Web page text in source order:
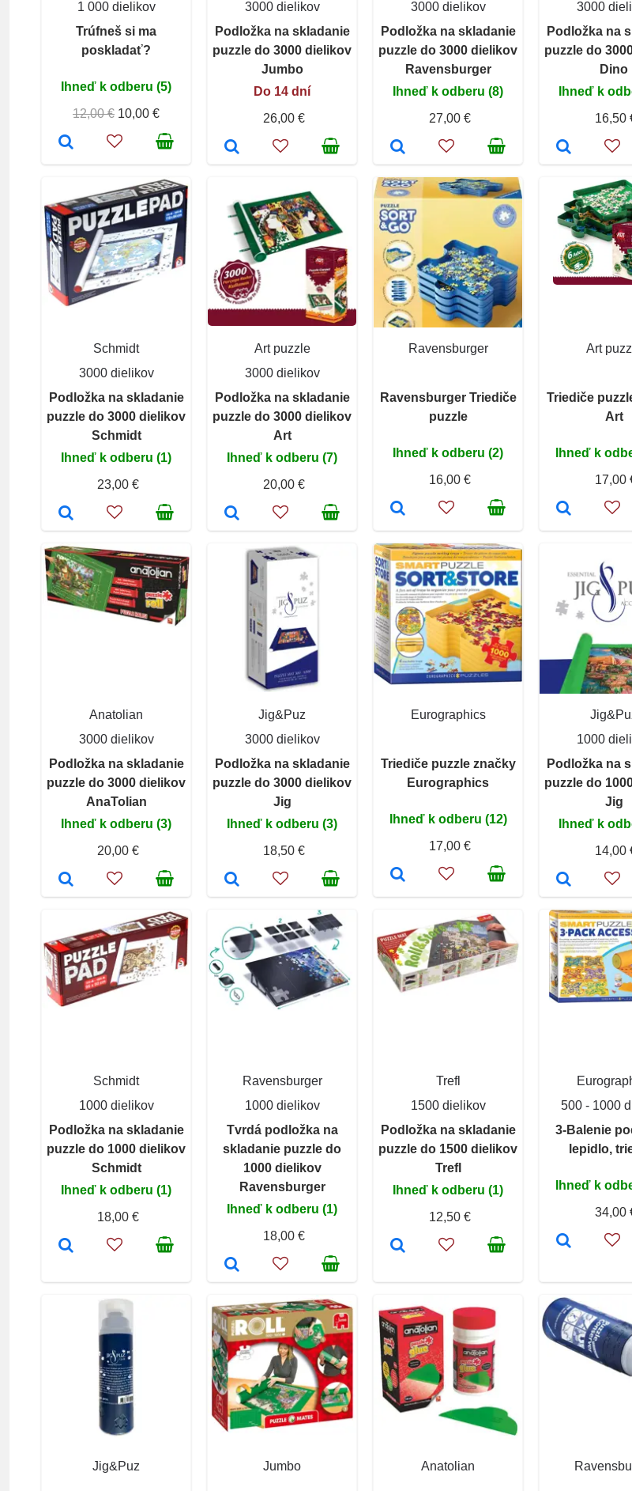
1 000 dielikov
Trúfneš si ma
poskladať?
Ihneď k odberu (5)
12,00 € 10,00 €
3000 dielikov
Podložka na skladanie
puzzle do 3000 dielikov
Jumbo
Do 14 dní
26,00 €
3000 dielikov
Podložka na skladanie
puzzle do 3000 dielikov
Ravensburger
Ihneď k odberu (8)
27,00 €
3000
Podložka na
puzzle do
Dino
Ihneď k
16,50
Schmidt
3000 dielikov
Podložka na skladanie
puzzle do 3000 dielikov
Schmidt
Ihneď k odberu (1)
23,00 €
Art puzzle
3000 dielikov
Podložka na skladanie
puzzle do 3000 dielikov
Art
Ihneď k odberu (7)
20,00 €
Ravensburger
Ravensburger Triediče
puzzle
Ihneď k odberu (2)
16,00 €
Art
Triediče
Art
Ihneď k
17,00
Anatolian
3000 dielikov
Podložka na skladanie
puzzle do 3000 dielikov
AnaTolian
Ihneď k odberu (3)
20,00 €
Jig&Puz
3000 dielikov
Podložka na skladanie
puzzle do 3000 dielikov
Jig
Ihneď k odberu (3)
18,50 €
Eurographics
Triediče puzzle značky
Eurographics
Ihneď k odberu (12)
17,00 €
1000
Podložka na
puzzle do
Jig
Ihneď k
14,00
Schmidt
1000 dielikov
Podložka na skladanie
puzzle do 1000 dielikov
Schmidt
Ihneď k odberu (1)
18,00 €
Ravensburger
1000 dielikov
Tvrdá podložka na
skladanie puzzle do
1000 dielikov
Ravensburger
Ihneď k odberu (1)
18,00 €
Trefl
1500 dielikov
Podložka na skladanie
puzzle do 1500 dielikov
Trefl
Ihneď k odberu (1)
12,50 €
500 - 1000
3-Balenie
lepidlo,
Ihneď k
34,00
Jig&Puz Jumbo Anatolian